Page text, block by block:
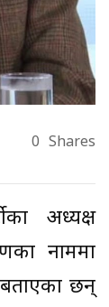
0 Shares
अध्यक्ष
नाममा
छन्